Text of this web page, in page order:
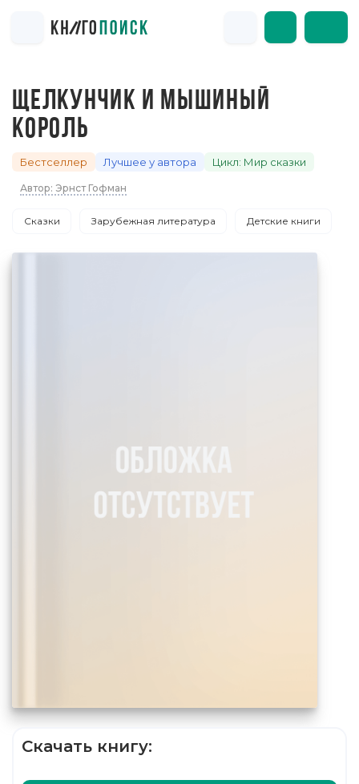
ЩЕЛКУНЧИК И МЫШИНЫЙ
КОРОЛЬ
Бестселлер Лучшее у автора Цикл: Мир сказки
Автор: Эрнст Гофман
Сказки Зарубежная литература Детские книги
Скачать книгу: